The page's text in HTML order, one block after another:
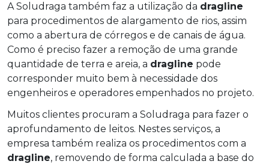
A Soludraga também faz a utilização da dragline
para procedimentos de alargamento de rios, assim
como a abertura de córregos e de canais de água.
Como é preciso fazer a remoção de uma grande
quantidade de terra e areia, a dragline pode
corresponder muito bem à necessidade dos
engenheiros e operadores empenhados no projeto.
Muitos clientes procuram a Soludraga para fazer o
aprofundamento de leitos. Nestes serviços, a
empresa também realiza os procedimentos com a
dragline, removendo de forma calculada a base do